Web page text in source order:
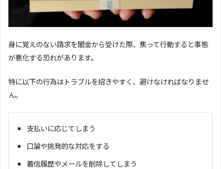
身に覚えのない請求を闇金から受けた際、焦って行動すると事態
が悪化する恐れがあります。
特に以下の行為はトラブルを招きやすく、避けなければなりませ
ん。
支払いに応じてしまう
口論や挑発的な対応をする
着信履歴やメールを削除してしまう